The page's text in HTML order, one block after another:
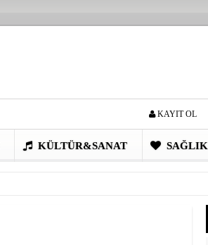
KAYIT OL
KÜLTÜR&SANAT SAĞLIK